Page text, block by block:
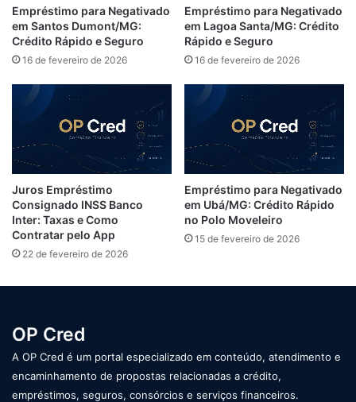
Empréstimo para Negativado
em Santos Dumont/MG:
Crédito Rápido e Seguro
16 de fevereiro de 2026
Empréstimo para Negativado
em Lagoa Santa/MG: Crédito
Rápido e Seguro
16 de fevereiro de 2026
Juros Empréstimo
Consignado INSS Banco
Inter: Taxas e Como
Contratar pelo App
22 de fevereiro de 2026
Empréstimo para Negativado
em Ubá/MG: Crédito Rápido
no Polo Moveleiro
15 de fevereiro de 2026
OP Cred
A OP Cred é um portal especializado em conteúdo, atendimento e
encaminhamento de propostas relacionadas a crédito,
empréstimos, seguros, consórcios e serviços financeiros.